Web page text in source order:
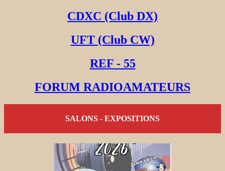
CDXC (Club DX)
UFT (Club CW)
REF - 55
FORUM RADIOAMATEURS
SALONS - EXPOSITIONS